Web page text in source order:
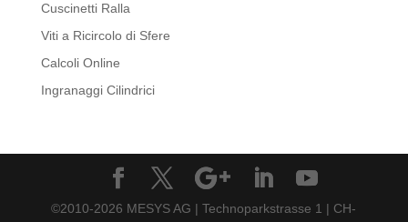
Cuscinetti Ralla
Viti a Ricircolo di Sfere
Calcoli Online
Ingranaggi Cilindrici
©2010-2026 MESYS AG | Technoparkstrasse 1 | CH-